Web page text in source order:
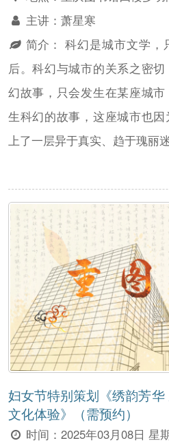
主讲：萧星寒
简介： 科幻是城市文学，
后。科幻与城市的关系之密
幻故事，只会发生在某座城
生科幻的故事，这座城市也
上了一层异于真实、趋于瑰丽
妇女节特别策划《绣韵芳
文化体验》（需预约）
时间：2025年03月08日 星